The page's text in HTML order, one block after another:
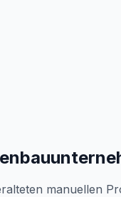
manuellen